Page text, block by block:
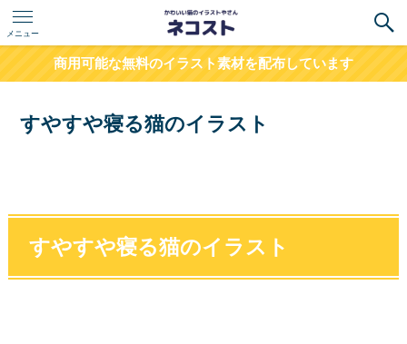
メニュー
商用可能な無料のイラスト素材を配布しています
すやすや寝る猫のイラスト
すやすや寝る猫のイラスト